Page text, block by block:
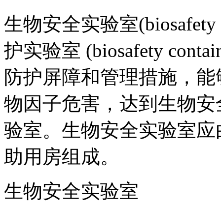
生物安全实验室
护实验室 (biosafety
防护屏障和管理措施，
物因子危害，达到生物
验室。生物安全实验室
助用房组成。
生物安全实验室